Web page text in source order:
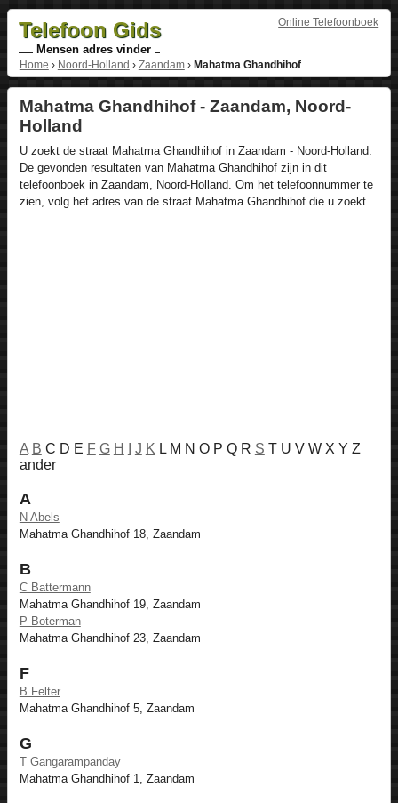
Online Telefoonboek
Telefoon Gids
Mensen adres vinder
Home › Noord-Holland › Zaandam› Mahatma Ghandhihof
Mahatma Ghandhihof - Zaandam, Noord-
Holland
U zoekt de straat Mahatma Ghandhihof in Zaandam - Noord-Holland.
De gevonden resultaten van Mahatma Ghandhihof zijn in dit
telefoonboek in Zaandam, Noord-Holland. Om het telefoonnummer te
zien, volg het adres van de straat Mahatma Ghandhihof die u zoekt.
A B C D E F G H J KL M N O P Q R S T U V W X Y Z
ander
A
N Abels
Mahatma Ghandhihof 18, Zaandam
B
C Battermann
Mahatma Ghandhihof 19, Zaandam
P Boterman
Mahatma Ghandhihof 23, Zaandam
F
B Felter
Mahatma Ghandhihof 5, Zaandam
G
T Gangarampanday
Mahatma Ghandhihof 1, Zaandam